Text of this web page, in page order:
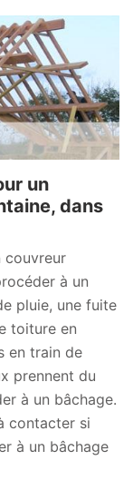
un
dans
couvreur
à un
pluie, une fuite
toiture en
en train de
prennent du
à un bâchage.
contacter si
à un bâchage